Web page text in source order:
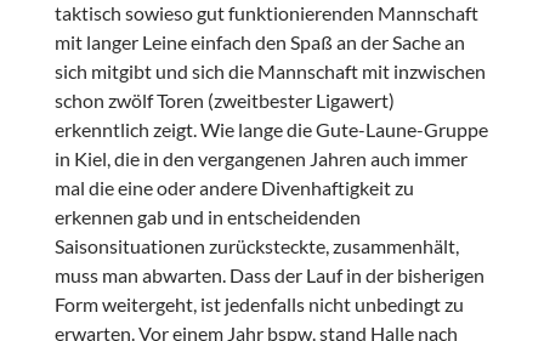
taktisch sowieso gut funktionierenden Mannschaft
mit langer Leine einfach den Spaß an der Sache an
sich mitgibt und sich die Mannschaft mit inzwischen
schon zwölf Toren (zweitbester Ligawert)
erkenntlich zeigt. Wie lange die Gute-Laune-Gruppe
in Kiel, die in den vergangenen Jahren auch immer
mal die eine oder andere Divenhaftigkeit zu
erkennen gab und in entscheidenden
Saisonsituationen zurücksteckte, zusammenhält,
muss man abwarten. Dass der Lauf in der bisherigen
Form weitergeht, ist jedenfalls nicht unbedingt zu
erwarten. Vor einem Jahr bspw. stand Halle nach